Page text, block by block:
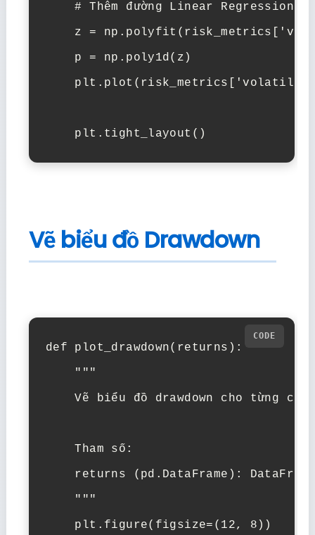
    # Thêm đường Linear Regression
z =
    p = np.poly1d(z)
    plt.tight_layout()
Vẽ biểu đồ Drawdown
def plot_drawdown(returns):
    """
Vẽ biểu đồ drawdown cho từng cổ
    Tham số:
returns (pd.DataFrame):
    """
    plt.figure(figsize=(12, 8))